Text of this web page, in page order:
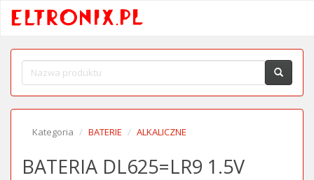
Kategoria BATERIE ALKALICZNE
BATERIA DL625=LR9 1.5V